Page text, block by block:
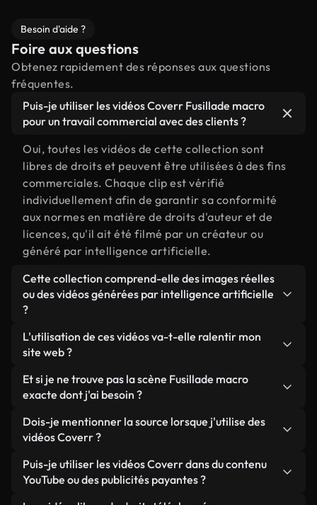
Besoin d'aide ?
Foire aux questions
Obtenez rapidement des réponses aux questions
fréquentes.
Puis-je utiliser les vidéos Coverr Fusillade macro
pour un travail commercial avec des clients ?
Oui, toutes les vidéos de cette collection sont
libres de droits et peuvent être utilisées à des fins
commerciales. Chaque clip est vérifié
individuellement afin de garantir sa conformité
aux normes en matière de droits d'auteur et de
licences, qu'il ait été filmé par un créateur ou
généré par intelligence artificielle.
Cette collection comprend-elle des images réelles
ou des vidéos générées par intelligence artificielle
?
Les deux. Il s'agit d'une bibliothèque hybride
composée de véritables images filmées par des
vidéos générées par IA. Chaque vidéo est
clairement identifiée afin que vous sachiez
toujours ce que vous utilisez.
L'utilisation de ces vidéos va-t-elle ralentir mon
site web ?
Sauf si vous choisissez nos versions optimisées.
Nous proposons des formats légers, prêts pour le
ils conservent une qualité élevée tout en
minimisant les temps de chargement et en
améliorant des indicateurs comme le LCP.
Et si je ne trouve pas la scène Fusillade macro
exacte dont j'ai besoin ?
Vous pouvez en créer une instantanément avec
Coverr AI Studio. Il vous suffit de décrire la scène,
», et le Studio générera en quelques secondes une
vidéo personnalisée conforme à nos normes de
licence.
Dois-je mentionner la source lorsque j'utilise des
vidéos Coverr ?
Aucune attribution n'est requise. Toutes les vidéos
de notre bibliothèque sont libres de droits et
Puis-je utiliser les vidéos Coverr dans du contenu
YouTube ou des publicités payantes ?
Oui. Toutes les séquences vidéo de Coverr peuvent